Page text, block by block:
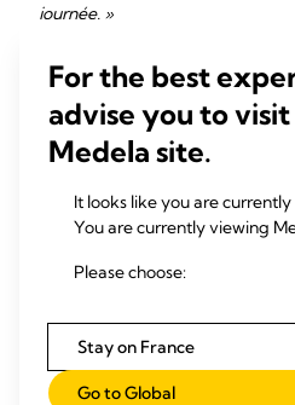
journée. »
pour vous. Certains détestent
tètent, d'autres sont distraits s'ils
TEMOIGNAGE
« Aucun de mes enfants n'aimait
d'un châle pendant l'allaitement.
enfants - Royaume-Uni.
5/ N'oubliez
l'allaitement
For the best
advise you to
Medela site.
It looks like you are
You are currently viewing
Please choose:
Stay on France
Go to Global